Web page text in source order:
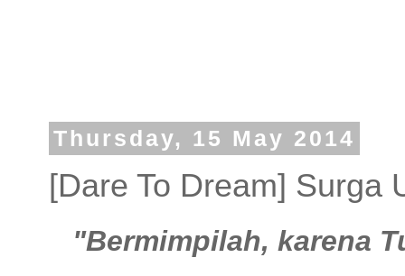
Thursday, 15 May 2014
[Dare To Dream] Surga
"Bermimpilah, karena